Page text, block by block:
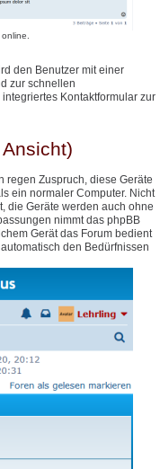
den Benutzer mit einer
zur schnellen
Kontaktformular zur
regen Zuspruch, diese Geräte
ein normaler Computer. Nicht
die Geräte werden auch ohne
nimmt das phpBB
Gerät das Forum bedient
den Bedürfnissen